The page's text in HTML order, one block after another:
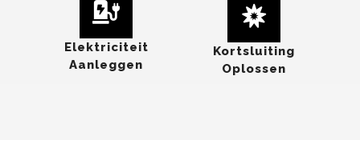
Elektriciteit
Aanleggen
Kortsluiting
Oplossen